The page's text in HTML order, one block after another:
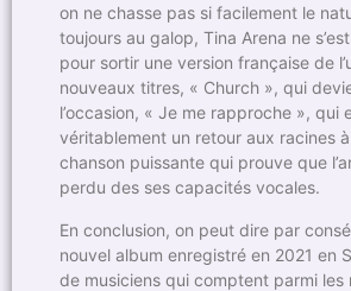
on ne chasse pas si facilement le
toujours au galop, Tina Arena ne
pour sortir une version française de
nouveaux titres, « Church », qui
l’occasion, « Je me rapproche », qui
véritablement un retour aux racines à
chanson puissante qui prouve que
perdu des ses capacités vocales.
En conclusion, on peut dire par
nouvel album enregistré en 2021 en
de musiciens qui comptent parmi les